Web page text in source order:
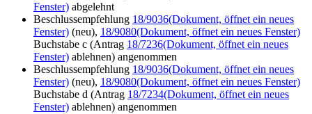
Fenster) abgelehnt
Beschlussempfehlung 18/9036(Dokument, öffnet ein neues
Fenster) (neu), 18/9080(Dokument, öffnet ein neues Fenster)
Buchstabe c (Antrag 18/7236(Dokument, öffnet ein neues
Fenster) ablehnen) angenommen
Beschlussempfehlung 18/9036(Dokument, öffnet ein neues
Fenster) (neu), 18/9080(Dokument, öffnet ein neues Fenster)
Buchstabe d (Antrag 18/7234(Dokument, öffnet ein neues
Fenster) ablehnen) angenommen